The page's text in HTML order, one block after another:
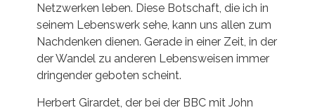
Netzwerken leben. Diese Botschaft, die ich in
seinem Lebenswerk sehe, kann uns allen zum
Nachdenken dienen. Gerade in einer Zeit, in der
der Wandel zu anderen Lebensweisen immer
dringender geboten scheint.
Herbert Girardet, der bei der BBC mit John